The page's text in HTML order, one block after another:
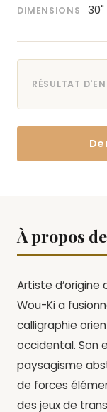
DIMENSIONS 30"
RÉSULTAT
À propos
Artiste d’origine
Wou-Ki a
calligraphie
occidental. Son
paysagisme
de forces
des jeux de